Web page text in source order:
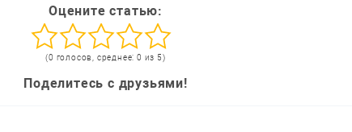
Оцените статью:
(0 голосов, среднее: 0 из 5)
Поделитесь с друзьями!